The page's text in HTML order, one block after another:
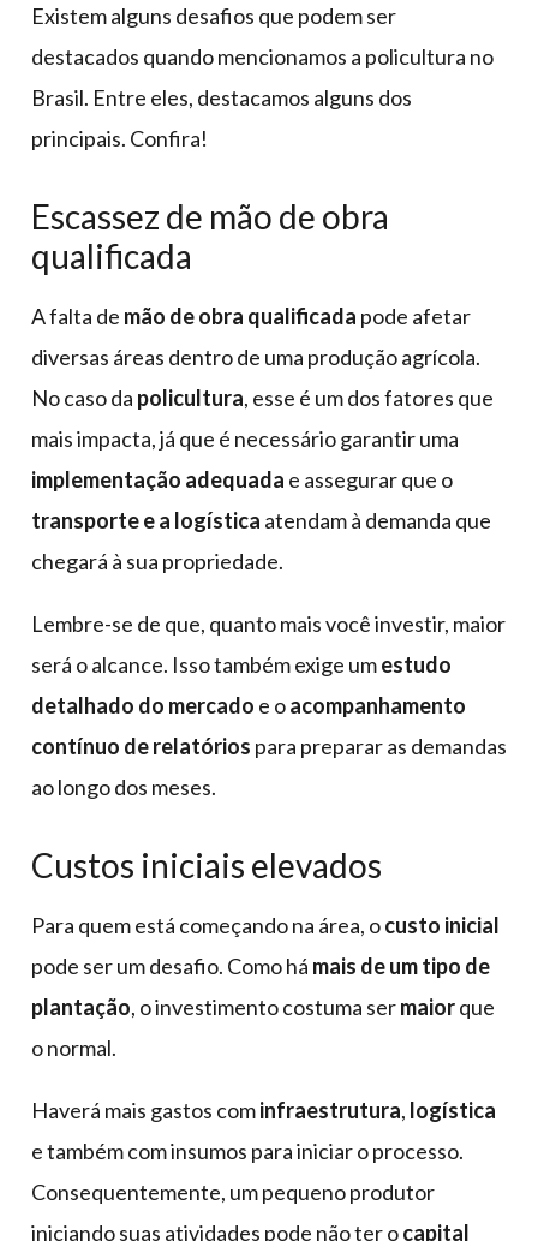
Existem alguns desafios que podem ser
destacados quando mencionamos a policultura no
Brasil. Entre eles, destacamos alguns dos
principais. Confira!
Escassez de mão de obra
qualificada
A falta de mão de obra qualificada pode afetar
diversas áreas dentro de uma produção agrícola.
No caso da policultura, esse é um dos fatores que
mais impacta, já que é necessário garantir uma
implementação adequada e assegurar que o
transporte e a logística atendam à demanda que
chegará à sua propriedade.
Lembre-se de que, quanto mais você investir, maior
será o alcance. Isso também exige umestudo
detalhado do mercado e oacompanhamento
contínuo de relatórios para preparar as demandas
ao longo dos meses.
Custos iniciais elevados
Para quem está começando na área, ocusto inicial
pode ser um desafio. Como há mais de um tipo de
plantação, o investimento costuma sermaiorque
o normal.
Haverá mais gastos cominfraestrutura, logística
e também com insumos para iniciar o processo.
Consequentemente, um pequeno produtor
iniciando suas atividades pode não ter ocapital